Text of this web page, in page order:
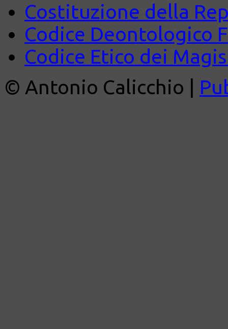
Costituzione della
Codice Deontologico
Codice Etico dei
© Antonio Calicchio |